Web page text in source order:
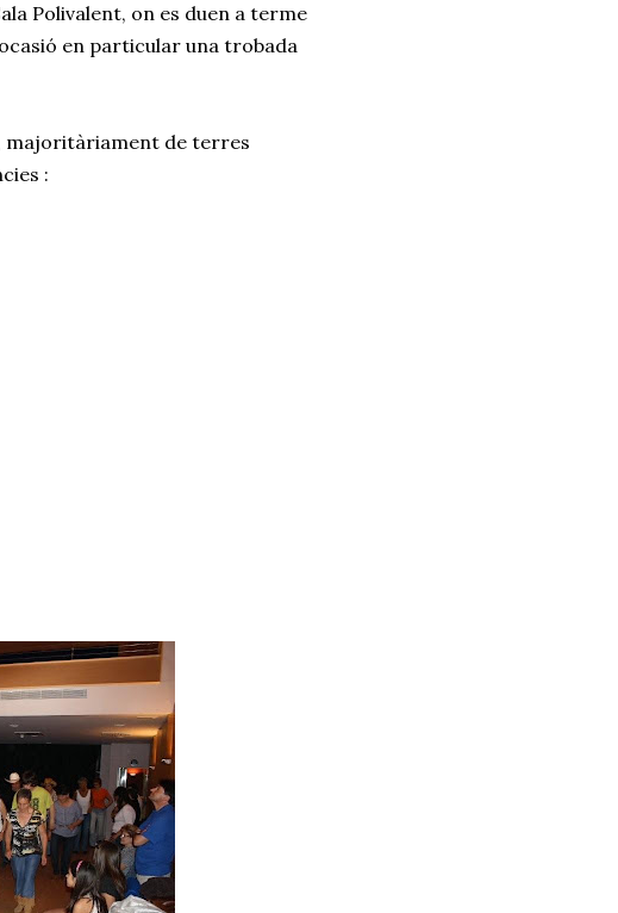
Polivalent, on es duen a terme
en particular una trobada
majoritàriament de terres
: